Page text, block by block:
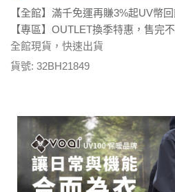
【全館】滿千免運再賺3%起UV幣
【專區】OUTLET換季特惠，售完
全館現貨，快速出貨
貨號: 32BH21849